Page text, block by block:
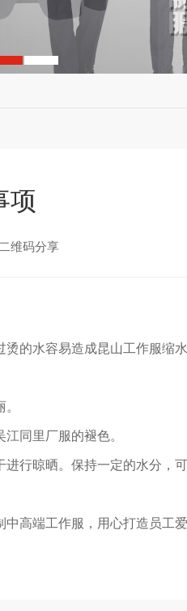
2 3
项
二维码分享
的水容易造成昆山工作服缩
同里厂服的褪色。
行晾晒。保持一定的水分，
高端工作服，用心打造员工